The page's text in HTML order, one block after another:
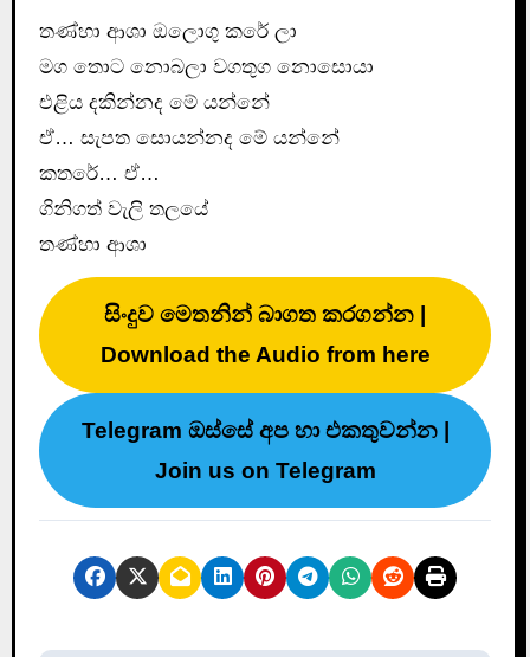
තණ්හා ආශා ඔලොගු කරේ ලා
මග තොට නොබලා වගතුග නොසොයා
එළිය දකින්නද මේ යන්නේ
ඒ… සැපත සොයන්නද මේ යන්නේ
කතරේ… ඒ…
ගිනිගත් වැලි තලයේ
තණ්හා ආශා
සිංදුව මෙතනින් බාගත කරගන්න |
Download the Audio from here
Telegram ඔස්සේ අප හා එකතුවන්න |
Join us on Telegram